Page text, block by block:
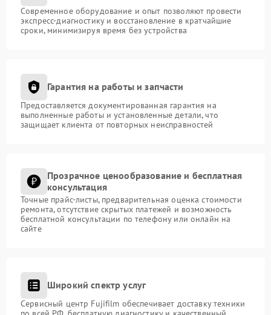
Современное оборудование и опыт позволяют провести
экспресс-диагностику и восстановление в кратчайшие
сроки, минимизируя время без устройства
Гарантия на работы и запчасти
Предоставляется документированная гарантия на
выполненные работы и установленные детали, что
защищает клиента от повторных неисправностей
Прозрачное ценообразование и бесплатная
консультация
Точные прайс-листы, предварительная оценка стоимости
ремонта, отсутствие скрытых платежей и возможность
бесплатной консультации по телефону или онлайн на
сайте
Широкий спектр услуг
Сервисный центр Fujifilm обеспечивает доставку техники